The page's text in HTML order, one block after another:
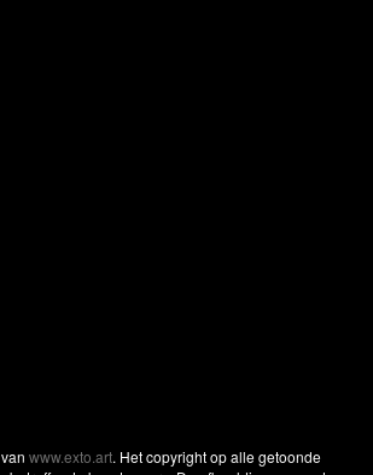
www.exto.art. Het copyright op alle getoonde